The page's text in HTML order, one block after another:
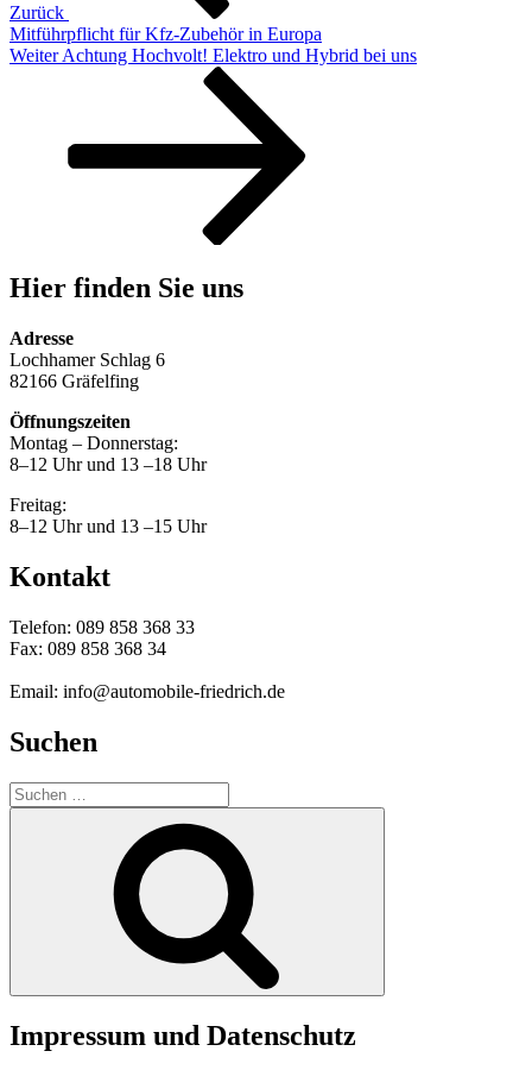
Zurück
Mitführpflicht für Kfz-Zubehör in Europa
Nächster
Weiter Achtung Hochvolt! Elektro und Hybrid bei uns
Hier finden Sie uns
Adresse
Lochhamer Schlag 6
82166 Gräfelfing
Öffnungszeiten
Montag – Donnerstag:
8–12 Uhr und 13 –18 Uhr
Freitag:
8–12 Uhr und 13 –15 Uhr
Kontakt
Telefon: 089 858 368 33
Fax: 089 858 368 34
Email: info@automobile-friedrich.de
Suchen
Suche
nach:
Impressum und Datenschutz